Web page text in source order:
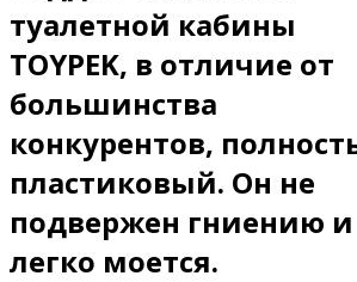
туалетной кабины
TOYPEK, в отличие от
большинства
конкурентов,
пластиковый. Он не
подвержен гниению и
легко моется.